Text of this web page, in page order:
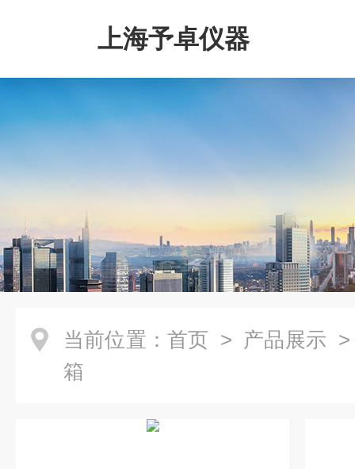
上海予卓仪器
当前位置： 首页 > 产品展示
箱